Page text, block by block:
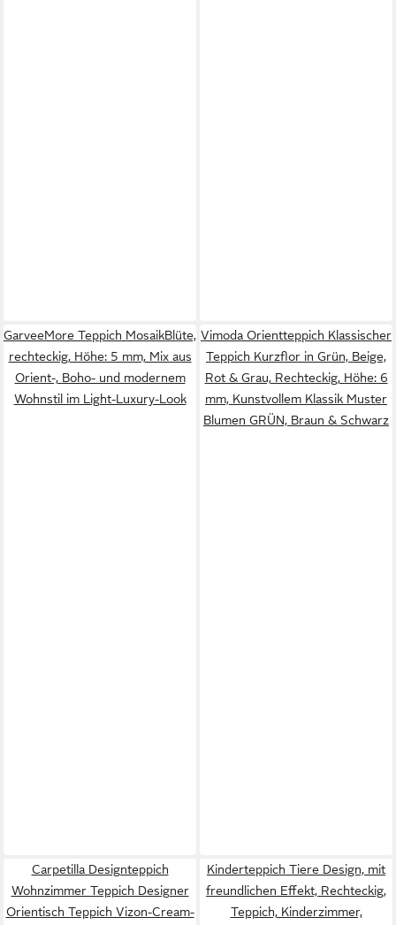
GarveeMore Teppich MosaikBlüte,
rechteckig, Höhe: 5 mm, Mix aus
Orient-, Boho- und modernem
Wohnstil im Light-Luxury-Look
Vimoda Orientteppich Klassischer
Teppich Kurzflor in Grün, Beige,
Rot & Grau, Rechteckig, Höhe: 6
mm, Kunstvollem Klassik Muster
Blumen GRÜN, Braun & Schwarz
Carpetilla Designteppich
Wohnzimmer Teppich Designer
Orientisch Teppich Vizon-Cream-
Kinderteppich Tiere Design, mit
freundlichen Effekt, Rechteckig,
Teppich, Kinderzimmer,